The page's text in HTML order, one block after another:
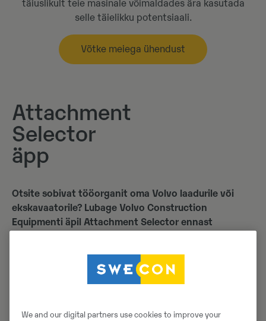
täiuslikult teie masinale võimaldades ära kasutada
selle täielikku potentsiaali.
Võtke meiega ühendust
Attachment
Selector
äpp
Otsite sobivat tööorganit oma Volvo laadurile või
ekskavaatorile? Lubage Volvo Construction
Equipmenti äpil Attachment Selector ennast
Attachment Selector on tasuta mobiiliäpp, mis aitab
teil kiiresti leida õige tööorgani oma Volvo
ehitusmasinale. Kümnes keeles kasutatav äpp
olulist informatsiooni, nagu näiteks tehniline
We and our digital partners use cookies to improve your